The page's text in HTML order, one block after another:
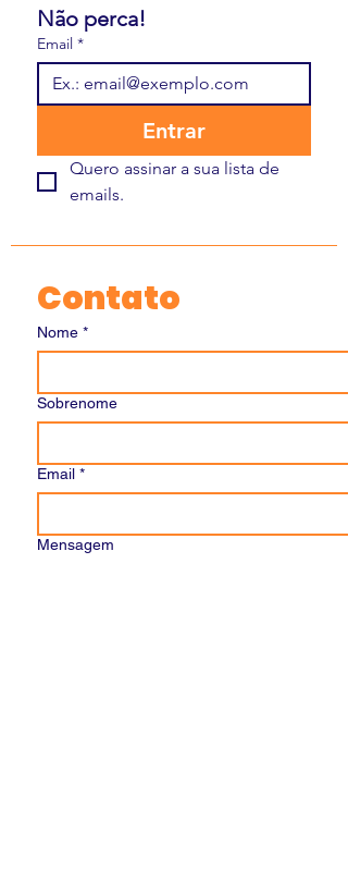
Não perca!
Email *
Entrar
Quero assinar a sua lista de
emails.
Contato
Nome *
Sobrenome
Email *
Mensagem